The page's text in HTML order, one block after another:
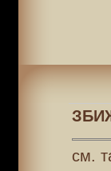
см.